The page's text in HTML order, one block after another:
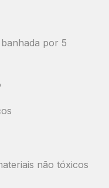
por 5
não tóxicos